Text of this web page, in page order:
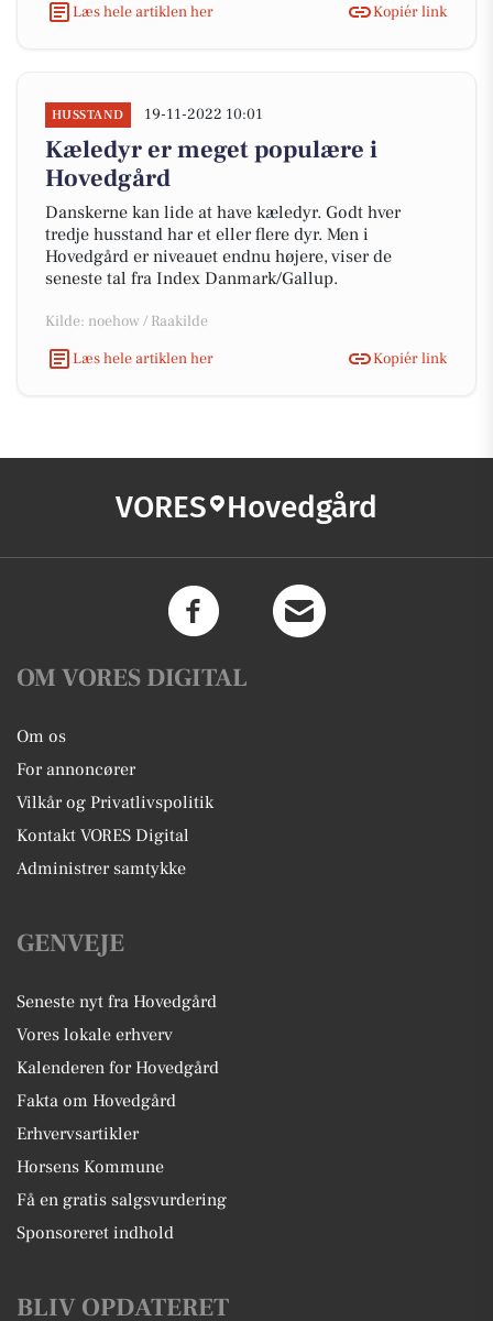
Læs hele artiklen her
Kopiér link
HUSSTAND 19-11-2022 10:01
Kæledyr er meget populære i
Hovedgård
Danskerne kan lide at have kæledyr. Godt hver
tredje husstand har et eller flere dyr. Men i
Hovedgård er niveauet endnu højere, viser de
seneste tal fra Index Danmark/Gallup.
Kilde: noehow / Raakilde
Læs hele artiklen her
Kopiér link
VORES Hovedgård
OM VORES DIGITAL
Om os
For annoncører
Vilkår og Privatlivspolitik
Kontakt VORES Digital
Administrer samtykke
GENVEJE
Seneste nyt fra Hovedgård
Vores lokale erhverv
Kalenderen for Hovedgård
Fakta om Hovedgård
Erhvervsartikler
Horsens Kommune
Få en gratis salgsvurdering
Sponsoreret indhold
BLIV OPDATERET